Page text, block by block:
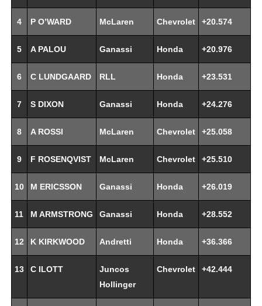
4 P O’WARD McLaren Chevrolet +20.574
5 A PALOU Ganassi Honda +20.976
6 C LUNDGAARD RLL Honda +23.531
7 S DIXON Ganassi Honda +24.276
8 A ROSSI McLaren Chevrolet +25.058
9 F ROSENQVIST McLaren Chevrolet +25.510
10 M ERICSSON Ganassi Honda +26.019
11 M ARMSTRONG Ganassi Honda +28.552
12 K KIRKWOOD Andretti Honda +36.366
13 C ILOTT
Juncos
Hollinger
Chevrolet +42.444